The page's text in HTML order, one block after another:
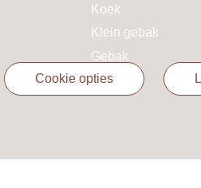
Koek
Klein gebak
Gebak
cookie opties